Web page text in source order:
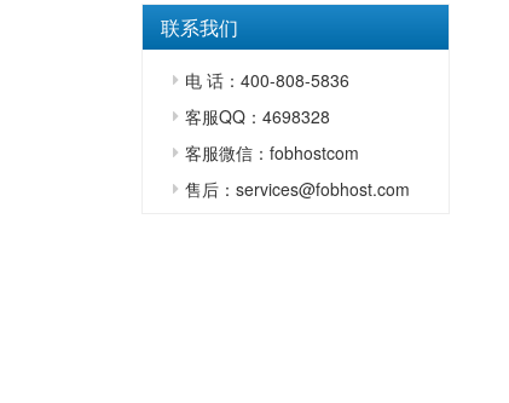
联系我们
电 话：400-808-5836
客服QQ：4698328
客服微信：fobhostcom
售后：services@fobhost.com